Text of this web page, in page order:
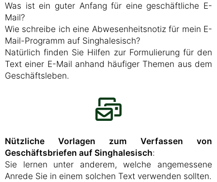
Was ist ein guter Anfang für eine geschäftliche E-
Mail?
Wie schreibe ich eine Abwesenheitsnotiz für mein E-
Mail-Programm auf Singhalesisch?
Natürlich finden Sie Hilfen zur Formulierung für den
Text einer E-Mail anhand häufiger Themen aus dem
Geschäftsleben.
Nützliche Vorlagen zum Verfassen von
Geschäftsbriefen auf Singhalesisch:
Sie lernen unter anderem, welche angemessene
Anrede Sie in einem solchen Text verwenden sollten.